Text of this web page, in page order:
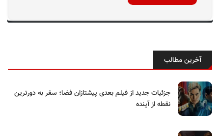
آخرین مطالب
جزئیات جدید از فیلم بعدی پیشتازان فضا؛ سفر به دورترین
نقطه از آینده